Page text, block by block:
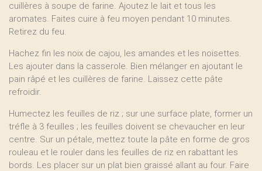
cuillères à soupe de farine. Ajoutez le lait et tous les
aromates. Faites cuire à feu moyen pendant 10 minutes.
Retirez du feu.
Hachez fin les noix de cajou, les amandes et les noisettes.
Les ajouter dans la casserole. Bien mélanger en ajoutant le
pain râpé et les cuillères de farine. Laissez cette pâte
refroidir.
Humectez les feuilles de riz ; sur une surface plate, former un
tréfle à 3 feuilles ; les feuilles doivent se chevaucher en leur
centre. Sur un pétale, mettez toute la pâte en forme de gros
rouleau et le rouler dans les feuilles de riz en rabattant les
bords. Les placer sur un plat bien graissé allant au four. Faire